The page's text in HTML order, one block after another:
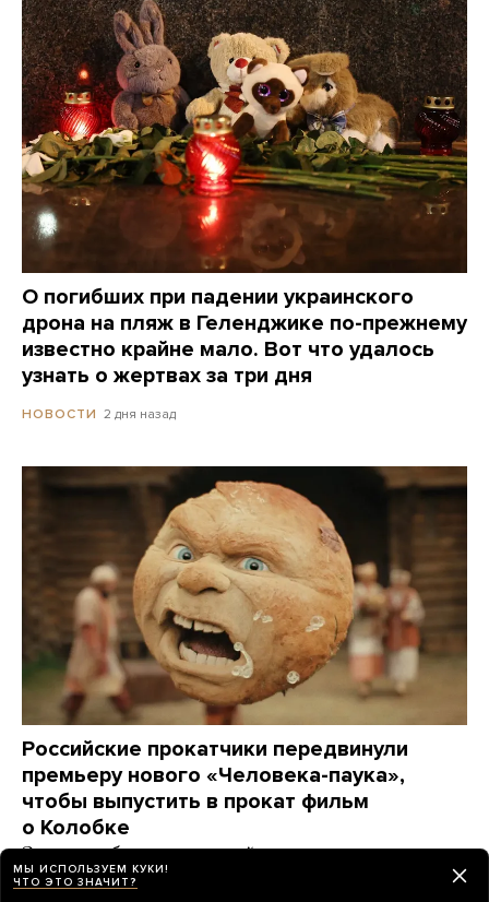
О погибших при падении украинского
дрона на пляж в Геленджике по-прежнему
известно крайне мало. Вот что удалось
узнать о жертвах за три дня
НОВОСТИ 2 дня назад
Российские прокатчики передвинули
премьеру нового «Человека-паука»,
чтобы выпустить в прокат фильм
о Колобке
Зрители обрушили его рейтинг еще до премьеры.
Озвучивший хлеб Гарик Харламов: «Мне глубоко
МЫ ИСПОЛЬЗУЕМ КУКИ!
ЧТО ЭТО ЗНАЧИТ?